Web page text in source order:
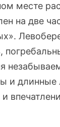
месте
на две
и длинные